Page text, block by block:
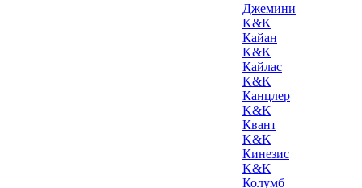
Джемини
K&K
Кайан
K&K
Кайлас
K&K
Канцлер
K&K
Квант
K&K
Кинезис
K&K
Колумб